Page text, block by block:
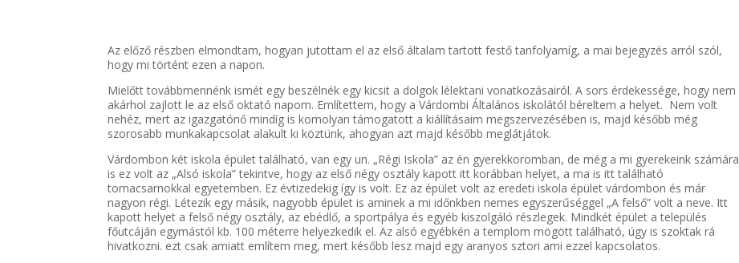
Az előző részben elmondtam, hogyan jutottam el az első általam tartott festő tanfolyamíg, a mai bejegyzés arról szól,
hogy mi történt ezen a napon.
Mielőtt továbbmennénk ismét egy beszélnék egy kicsit a dolgok lélektani vonatkozásairól. A sors érdekessége, hogy nem
akárhol zajlott le az első oktató napom. Említettem, hogy a Várdombi Általános iskolától béreltem a helyet. Nem volt
nehéz, mert az igazgatónő mindíg is komolyan támogatott a kiállításaim megszervezésében is, majd később még
szorosabb munkakapcsolat alakult ki köztünk, ahogyan azt majd később meglátjátok.
Várdombon két iskola épület található, van egy un. „Régi Iskola” az én gyerekkoromban, de még a mi gyerekeink számára
is ez volt az „Alsó iskola” tekintve, hogy az első négy osztály kapott itt korábban helyet, a ma is itt található
tornacsarnokkal egyetemben. Ez évtizedekig így is volt. Ez az épület volt az eredeti iskola épület várdombon és már
nagyon régi. Létezik egy másik, nagyobb épület is aminek a mi időnkben nemes egyszerűséggel „A felső” volt a neve. Itt
kapott helyet a felső négy osztály, az ebédlő, a sportpálya és egyéb kiszolgáló részlegek. Mindkét épület a település
főutcáján egymástól kb. 100 méterre helyezkedik el. Az alsó egyébkén a templom mögött található, úgy is szoktak rá
hivatkozni. ezt csak amiatt említem meg, mert később lesz majd egy aranyos sztori ami ezzel kapcsolatos.